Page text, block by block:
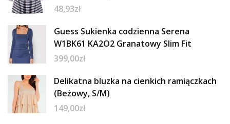
48,93zł
Guess Sukienka codzienna Serena
W1BK61 KA2O2 Granatowy Slim Fit
399,00zł
Delikatna bluzka na cienkich ramiączkach
(Beżowy, S/M)
149,00zł